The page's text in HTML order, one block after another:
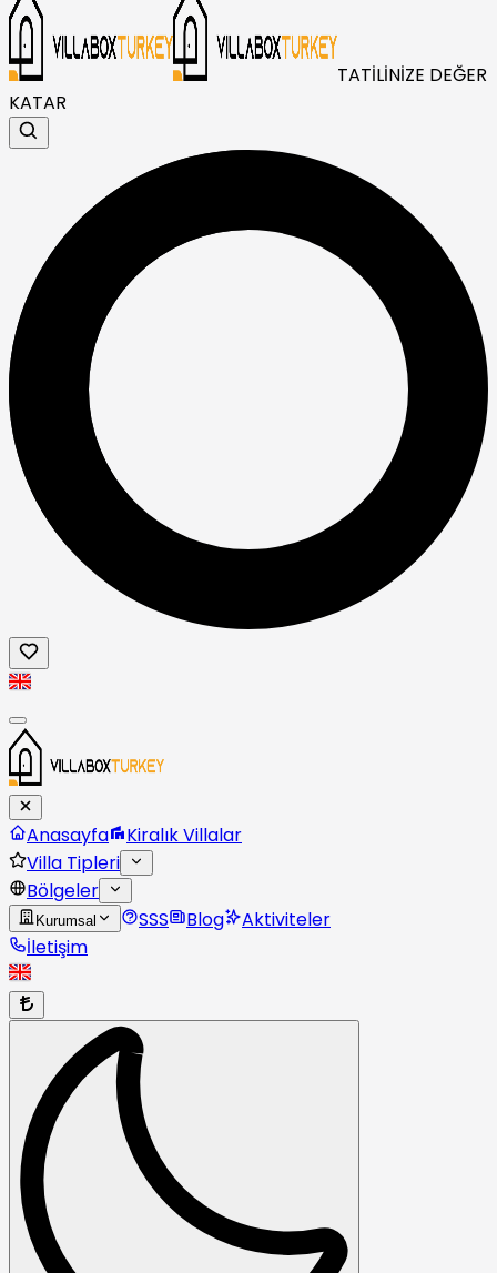
TATİLİNİZE DEĞER
KATAR
Anasayfa
Kiralık Villalar
Villa Tipleri
Bölgeler
Kurumsal SSS Blog
Aktiviteler
İletişim